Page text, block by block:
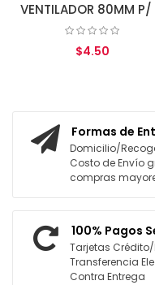
$4.50
Formas de
Domicilio/
Costo de Envío
compras
100% Pagos
Tarjetas
Transferencia
Contra Entrega